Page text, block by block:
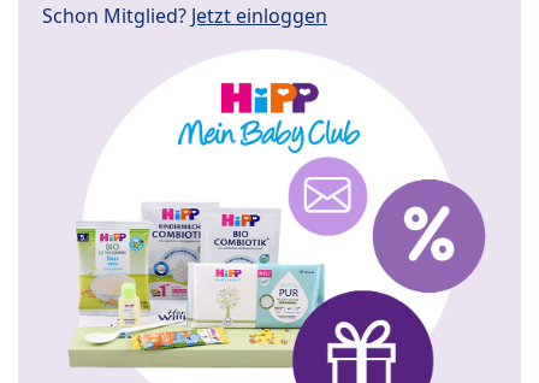
Schon Mitglied? Jetzt einloggen